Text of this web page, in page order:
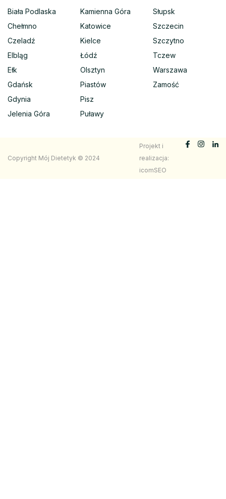
Biała Podlaska
Chełmno
Czeladź
Elbląg
Ełk
Gdańsk
Gdynia
Jelenia Góra
Kamienna Góra
Katowice
Kielce
Łódź
Olsztyn
Piastów
Pisz
Puławy
Słupsk
Szczecin
Szczytno
Tczew
Warszawa
Zamość
Copyright Mój Dietetyk © 2024
Projekt i
realizacja:
icomSEO